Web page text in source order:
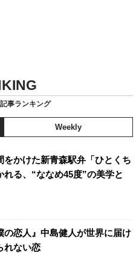
事ランキング
Weekly
をかけた新青森駅弁「ひとくち
れる、“ななめ45度”の美学と
の恋人』中島健人が世界に届け
れない恋